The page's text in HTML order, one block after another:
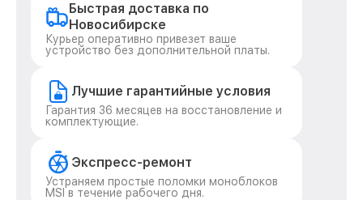
Быстрая доставка по
Новосибирске
Курьер оперативно привезет ваше
устройство без дополнительной платы.
Лучшие гарантийные условия
Гарантия 36 месяцев на восстановление и
комплектующие.
Экспресс-ремонт
Устраняем простые поломки моноблоков
MSI в течение рабочего дня.